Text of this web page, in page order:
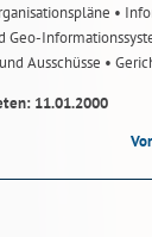
•
Geo-
Ausschüsse •
11.01.2000